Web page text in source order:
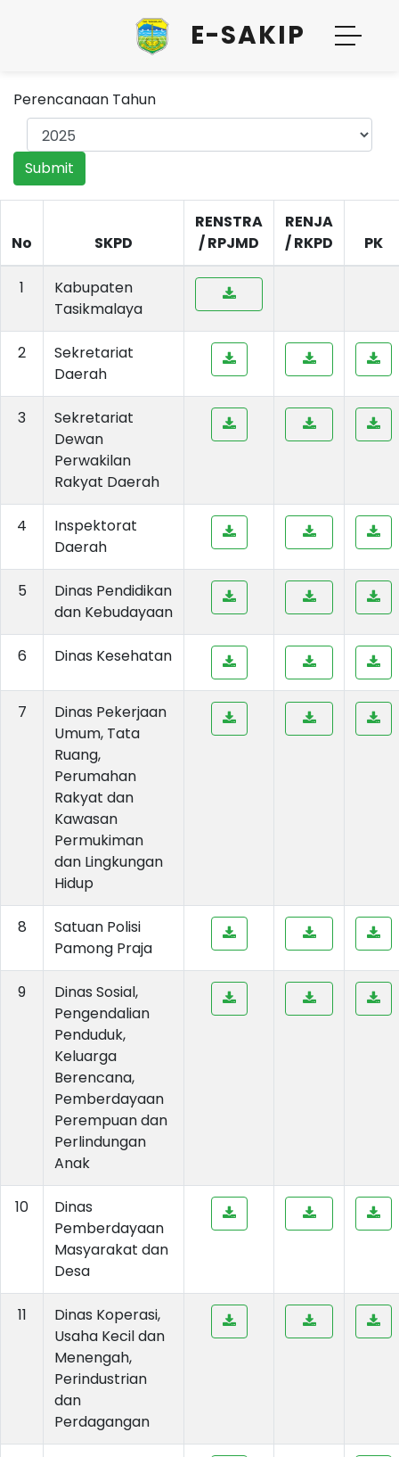
E-SAKIP
Perencanaan Tahun
Submit
No SKPD
RENSTRA
/ RPJMD
RENJA
/ RKPD
PK
1
Kabupaten
Tasikmalaya
2
Sekretariat
Daerah
3
Sekretariat
Dewan
Perwakilan
Rakyat Daerah
4
Inspektorat
Daerah
5
Dinas Pendidikan
dan Kebudayaan
6 Dinas Kesehatan
7
Dinas Pekerjaan
Umum, Tata
Ruang,
Perumahan
Rakyat dan
Kawasan
Permukiman
dan Lingkungan
Hidup
8
Satuan Polisi
Pamong Praja
9
Dinas Sosial,
Pengendalian
Penduduk,
Keluarga
Berencana,
Pemberdayaan
Perempuan dan
Perlindungan
Anak
10
Dinas
Pemberdayaan
Masyarakat dan
Desa
11
Dinas Koperasi,
Usaha Kecil dan
Menengah,
Perindustrian
dan
Perdagangan